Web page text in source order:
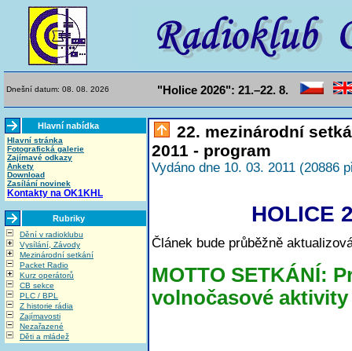
Dnešní datum: 08. 08. 2026 "Holice 2026": 21.–22. 8.
Hlavní nabídka
Hlavní stránka
Fotografická galerie
Zajímavé odkazy
Ankety
Download
Zasílání novinek
Kontakty na OK1KHL
Rubriky
Dění v radioklubu
Vysílání, Závody
Mezinárodní setkání
Packet Radio
Kurz operátorů
CB sekce
PLC / BPL
Z historie rádia
Zajímavosti
Nezařazené
Děti a mládež
22. mezinárodní
2011 - program
Vydáno dne 10. 03. 2011 (20886
HOLICE
Článek bude průběžně
MOTTO SETKÁNÍ:
volnočasové aktivity